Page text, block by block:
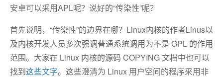
安卓可以采用APL呢？说好的“传染性”呢？
首先说明，“传染性”的边界在哪？Linux内核的作者Linus以
及内核开发人员多次强调普通系统调用为不是 GPL 的作用
范围。大家在 Linux 内核的源码 COPYING 文档中也可以
找到这些文字。这些澄清为 Linux 用户空间的程序采用非